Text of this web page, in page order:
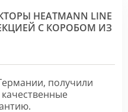
HEATMANN LINE
С КОРОБОМ ИЗ
получили